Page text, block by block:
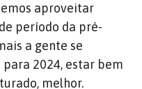
aproveitar
período da pré-
a gente se
2024, estar bem
melhor.